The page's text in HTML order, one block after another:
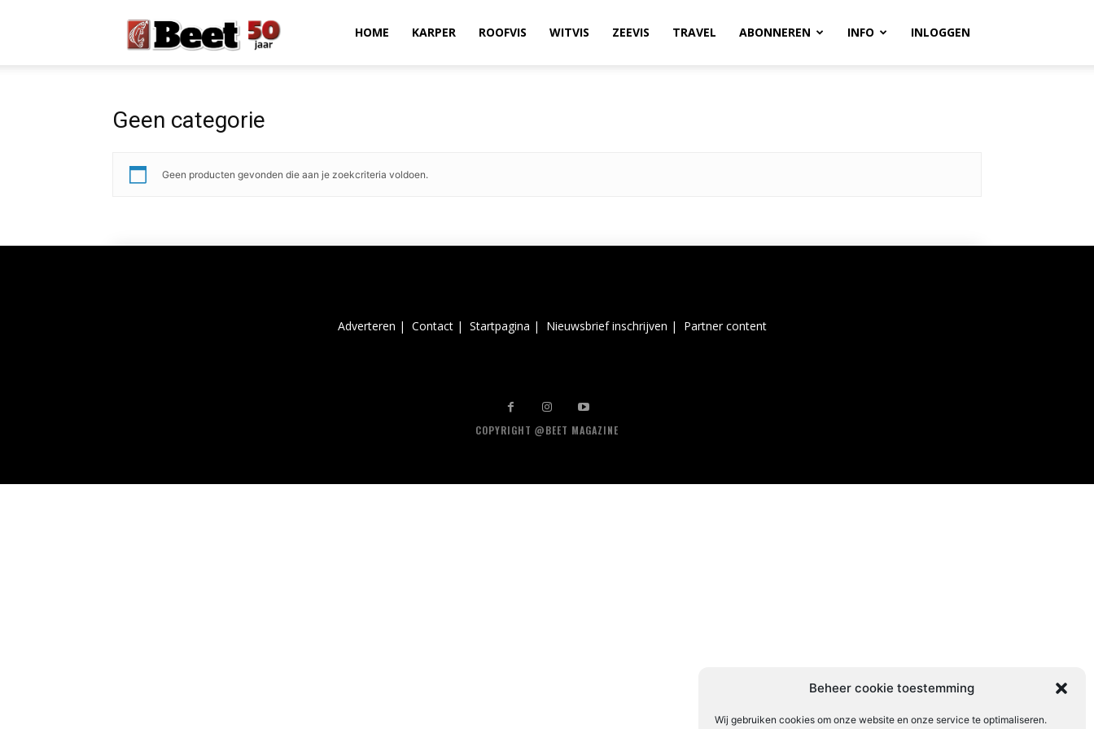
Beheer cookie toestemming
Wij gebruiken cookies om onze website en onze service te optimaliseren.
HOME KARPER ROOFVIS WITVIS ZEEVIS TRAVEL ABONNEREN INFO INLOGGEN
Geen categorie
Geen producten gevonden die aan je zoekcriteria voldoen.
Adverteren | Contact | Startpagina | Nieuwsbrief inschrijven | Partner content
COPYRIGHT @BEET MAGAZINE